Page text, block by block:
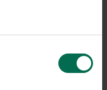
-40%